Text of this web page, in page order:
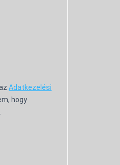
Adatkezelési
hogy